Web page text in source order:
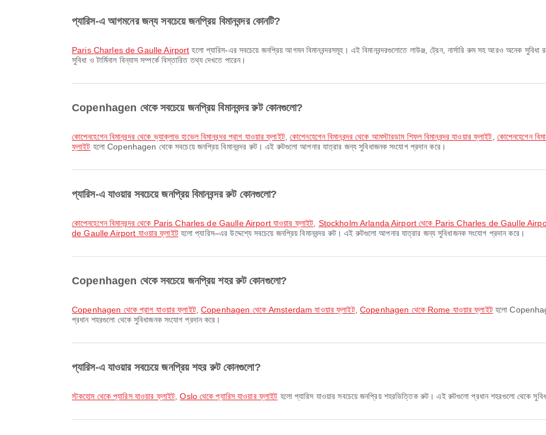
প্যারিস-এ আগমনের জন্য সবচেয়ে জনপ্রিয় বিমানবন্দর কোনটি?
Paris Charles de Gaulle Airport হলো প্যারিস-এর সবচেয়ে জনপ্রিয় আগমন বিমানবন্দরসমূহ। এই বিমানবন্দরগুলোতে লাউঞ্জ, ট্রেন, নার্সারি রুম সহ আরও অনেক
সুবিধা ও টার্মিনাল বিন্যাস সম্পর্কে বিস্তারিত তথ্য দেখতে পারেন।
Copenhagen থেকে সবচেয়ে জনপ্রিয় বিমানবন্দর রুট কোনগুলো?
কোপেনহেগেন বিমানবন্দর থেকে ভ্যাক্লাভ হাভেল বিমানবন্দর প্রাগ যাওয়ার ফ্লাইট,কোপেনহেগেন বিমানবন্দর থেকে আমস্টারডাম শিফল বিমানবন্দর যাওয়ার ফ্লাইট কোপেনহেগেন
ফ্লাইট হলো Copenhagen থেকে সবচেয়ে জনপ্রিয় বিমানবন্দর রুট। এই রুটগুলো আপনার যাত্রার জন্য সুবিধাজনক সংযোগ প্রদান করে।
প্যারিস-এ যাওয়ার সবচেয়ে জনপ্রিয় বিমানবন্দর রুট কোনগুলো?
কোপেনহেগেন বিমানবন্দর থেকে Paris Charles de Gaulle Airport যাওয়ার ফ্লাইট Stockholm Arlanda Airport থেকে Paris Charles de Gaulle Airport
de Gaulle Airport যাওয়ার ফ্লাইটহলো প্যারিস–এর উদ্দেশ্যে সবচেয়ে জনপ্রিয় বিমানবন্দর রুট। এই রুটগুলো আপনার যাত্রার জন্য সুবিধাজনক সংযোগ প্রদান করে।
Copenhagen থেকে সবচেয়ে জনপ্রিয় শহর রুট কোনগুলো?
Copenhagen থেকে প্রাগ যাওয়ার ফ্লাইট,Copenhagen থেকে Amsterdam যাওয়ার ফ্লাইট, Copenhagen থেকে Rome যাওয়ার ফ্লাইটহলো
প্রধান শহরগুলো থেকে সুবিধাজনক সংযোগ প্রদান করে।
প্যারিস-এ যাওয়ার সবচেয়ে জনপ্রিয় শহর রুট কোনগুলো?
স্টকহোম থেকে প্যারিস যাওয়ার ফ্লাইট ,Oslo থেকে প্যারিস যাওয়ার ফ্লাইট হলো প্যারিস যাওয়ার সবচেয়ে জনপ্রিয় শহরভিত্তিক রুট। এই রুটগুলো প্রধান শহরগুলো থেকে